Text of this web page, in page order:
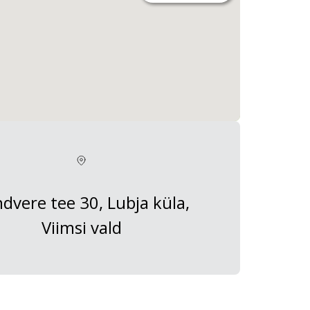
tee 30, Lubja küla,
Viimsi vald